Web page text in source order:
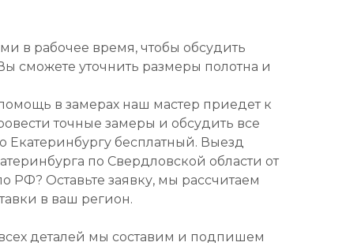
в рабочее время, чтобы обсудить
сможете уточнить размеры полотна и
в замерах наш мастер приедет к
точные замеры и обсудить все
Екатеринбургу бесплатный. Выезд
по Свердловской области от
РФ? Оставьте заявку, мы рассчитаем
в ваш регион.
деталей мы составим и подпишем